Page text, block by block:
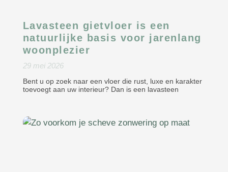
Lavasteen gietvloer is een
natuurlijke basis voor jarenlang
woonplezier
29 mei 2026
Bent u op zoek naar een vloer die rust, luxe en karakter
toevoegt aan uw interieur? Dan is een lavasteen